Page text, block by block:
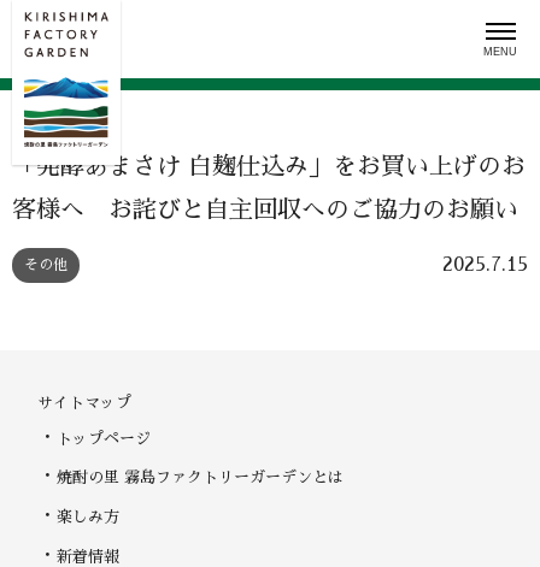
Skip
「発酵あまさけ 白麹仕込み」をお買い上げのお
客様へ お詫びと自主回収へのご協力のお願い
その他 2025.7.15
サイトマップ
トップページ
焼酎の里 霧島ファクトリーガーデンとは
楽しみ方
新着情報